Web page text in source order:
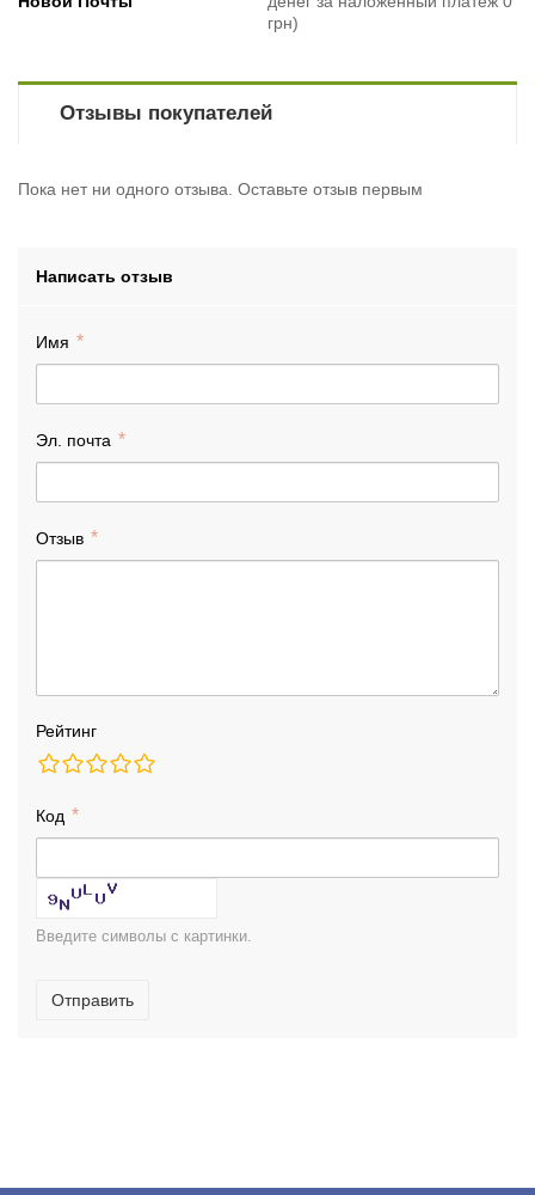
грн)
Отзывы покупателей
Пока нет ни одного отзыва. Оставьте отзыв первым
Написать отзыв
Имя
Эл. почта
Отзыв
Рейтинг
Код
Введите символы с картинки.
Отправить